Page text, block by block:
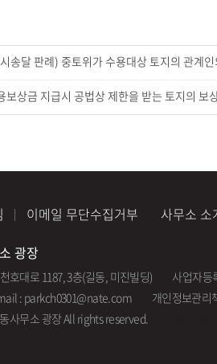
송달 판례) 중토위가 수용대상 토지의 관계
보상금 지급시 공법상 제한을 받는 토지의 보
이메일 무단수집거부
사무소 소
광장
호대로 1187, 3층(길동, 미진빌딩)
사업자등
: parkch0301@nate.com
개인정보관리
사무소 광장 All rights reserved.